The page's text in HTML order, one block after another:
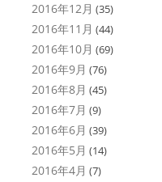
2016年12月 (35)
2016年11月 (44)
2016年10月 (69)
2016年9月 (76)
2016年8月 (45)
2016年7月 (9)
2016年6月 (39)
2016年5月 (14)
2016年4月 (7)